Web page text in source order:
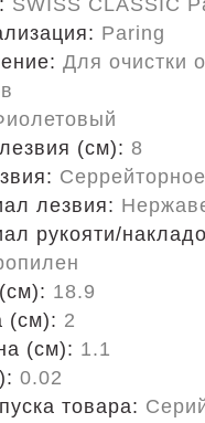
SWISS CLASSIC
Paring
Для очистки
(см): 8
Серрейторное
лезвия:
рукояти/
18.9
(см): 2
(см): 1.1
0.02
товара: